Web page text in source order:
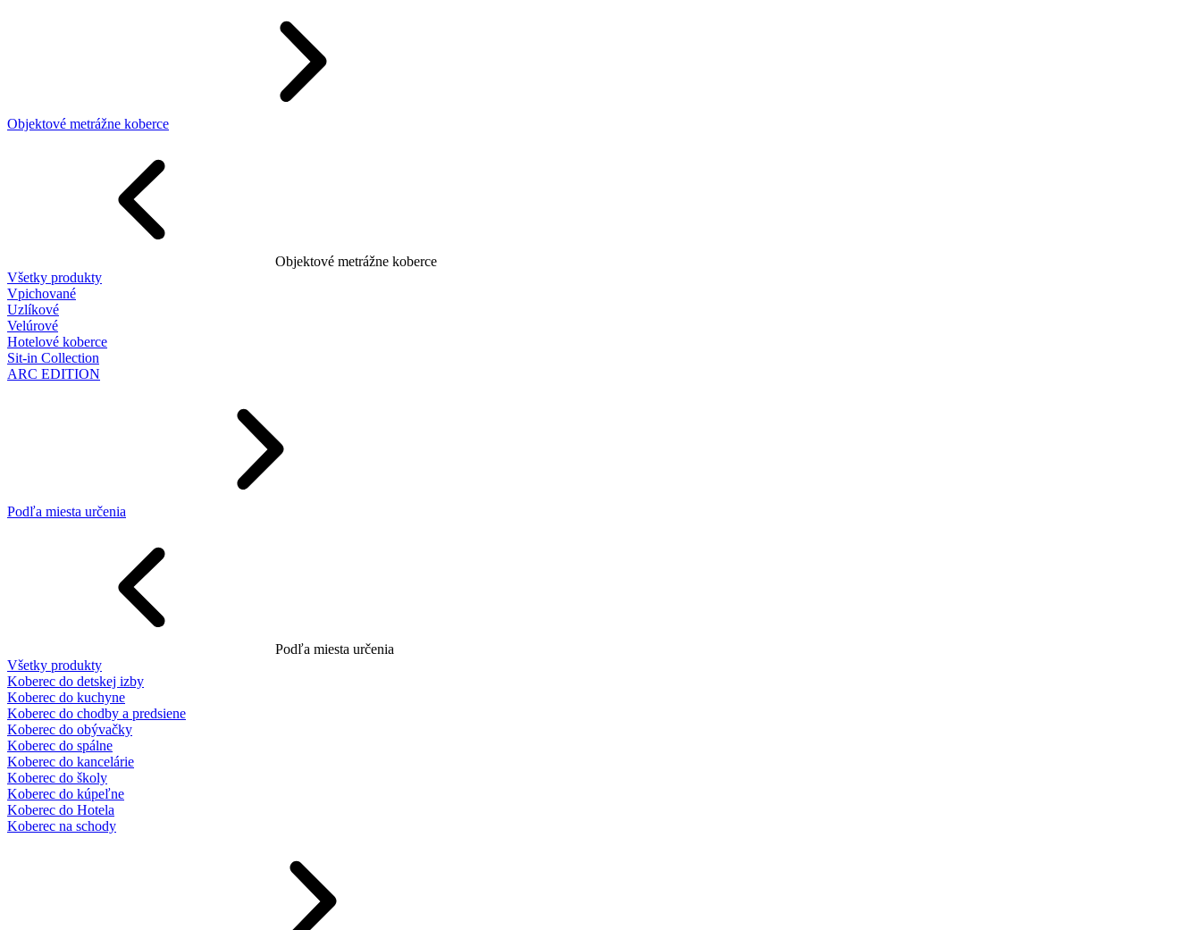
Objektové metrážne koberce
Objektové metrážne koberce
Všetky produkty
Vpichované
Uzlíkové
Velúrové
Hotelové koberce
Sit-in Collection
ARC EDITION
Podľa miesta určenia
Podľa miesta určenia
Všetky produkty
Koberec do detskej izby
Koberec do kuchyne
Koberec do chodby a predsiene
Koberec do obývačky
Koberec do spálne
Koberec do kancelárie
Koberec do školy
Koberec do kúpeľne
Koberec do Hotela
Koberec na schody